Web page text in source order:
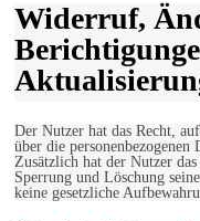
Widerruf,
Der Nutzer hat das Recht,
über die
Zusätzlich hat der Nutzer
Sperrung und Löschung
keine gesetzliche